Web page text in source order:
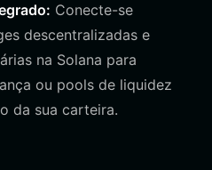
Conecte-se
descentralizadas e
na Solana para
ou pools de liquidez
da sua carteira.